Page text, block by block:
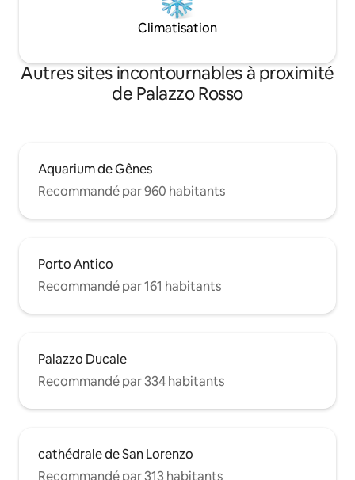
Climatisation
Autres sites incontournables à proximité
de Palazzo Rosso
Aquarium de Gênes
Recommandé par 960 habitants
Porto Antico
Recommandé par 161 habitants
Palazzo Ducale
Recommandé par 334 habitants
cathédrale de San Lorenzo
Recommandé par 313 habitants